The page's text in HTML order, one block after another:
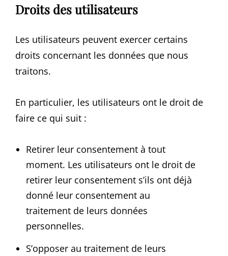
Droits des utilisateurs
Les utilisateurs peuvent exercer certains
droits concernant les données que nous
traitons.
En particulier, les utilisateurs ont le droit de
faire ce qui suit :
Retirer leur consentement à tout
moment. Les utilisateurs ont le droit de
retirer leur consentement s’ils ont déjà
donné leur consentement au
traitement de leurs données
personnelles.
S’opposer au traitement de leurs